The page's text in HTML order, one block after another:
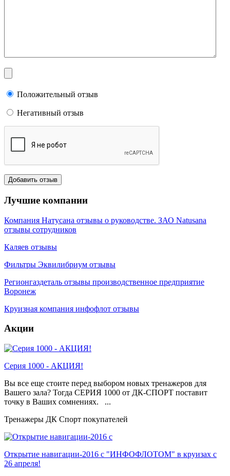
Положительный отзыв
Негативный отзыв
Лучшие компании
Компания Натусана отзывы о руководстве. ЗАО Natusana
отзывы сотрудников
Каляев отзывы
Фильтры Эквилибриум отзывы
Регионгаздеталь отзывы производственное предприятие
Воронеж
Круизная компания инфофлот отзывы
Акции
Серия 1000 - АКЦИЯ!
Вы все еще стоите перед выбором новых тренажеров для
Вашего зала? Тогда СЕРИЯ 1000 от ДК-СПОРТ поставит
точку в Ваших сомнениях. ...
Тренажеры ДК Спорт покупателей
Открытие навигации-2016 с "ИНФОФЛОТОМ" в круизах с
26 апреля!